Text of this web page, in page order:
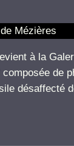
à la
de
désaffecté